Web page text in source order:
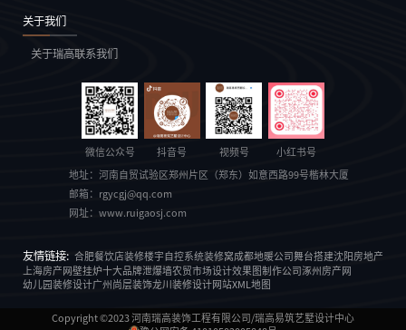
关于我们
关于瑞高联系我们
微信公众号 抖音号 视频号 小红书号
地址： 河南自贸试验区郑州片区（郑东）如意西路99号楷林大厦
邮箱：
rgycgj@qq.com
网址： www.ruigaosj.com
友情链接: 合肥餐饮店装修楼宇自控系统装修窝成都地暖公司舞台搭建沈阳房地产
上海房产网壁挂炉十大品牌泄爆墙农贸市场设计效果图制作公司 涿州房产网
幼儿园装修设计广州尚层装饰龙川装修设计网站XML地图
Copyright ©2023河南瑞高装饰工程有限公司/瑞高易筑艺墅设计中心